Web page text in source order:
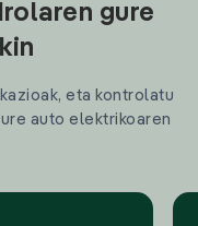
gure
eta kontrolatu
auto elektrikoaren